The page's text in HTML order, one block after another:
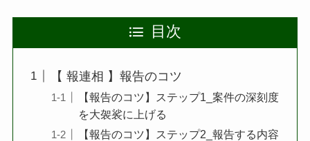
目次
【 報連相 】報告のコツ
【報告のコツ】ステップ1_案件の深刻度
を大袈裟に上げる
【報告のコツ】ステップ2_報告する内容